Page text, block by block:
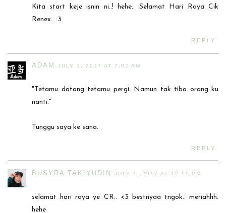
Kita start keje isnin ni..! hehe.. Selamat Hari Raya Cik
Renex.. :3
REPLY
ADAM JULY 1, 2017 AT 7:02 AM
"Tetamu datang tetamu pergi. Namun tak tiba orang ku
nanti."
Tunggu saya ke sana.
REPLY
BUSYRA TAKIYUDIN JULY 1, 2017 AT 12:09 PM
selamat hari raya ye CR.. <3 bestnyaa tngok.. meriahhh.
hehe